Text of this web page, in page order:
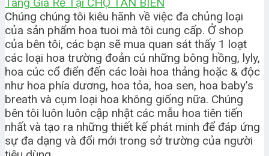
Chúng chúng tôi kiêu hãnh về việc đa chủng loại
của sản phẩm hoa tuoi mà tôi cung cấp. Ở shop
của bên tôi, các bạn sẽ mua quan sát thấy 1 loạt
các loại hoa trường đoản cú những bông hồng, lyly,
hoa cúc cổ điển đến các loài hoa thảng hoặc & độc
như hoa phía dương, hoa tỏa, hoa sen, hoa baby’s
breath và cụm loại hoa không giống nữa. Chúng
bên tôi luôn luôn cập nhật các mẫu hoa tiên tiến
nhất và tạo ra những thiết kế phát minh để đáp ứng
sự đa dạng và đổi mới trong sở trường của người